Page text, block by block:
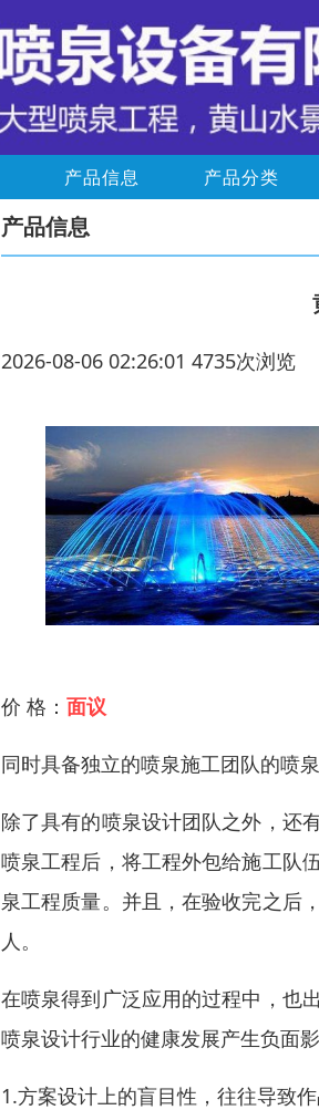
产品信息 产品分类
产品信息
2026-08-06 02:26:01 4735次浏览
价 格： 面议
同时具备独立的喷泉施工团队的喷泉
除了具有的喷泉设计团队之外，还
喷泉工程后，将工程外包给施工队
泉工程质量。并且，在验收完之后
人。
在喷泉得到广泛应用的过程中，也
喷泉设计行业的健康发展产生负面影
1.方案设计上的盲目性，往往导致